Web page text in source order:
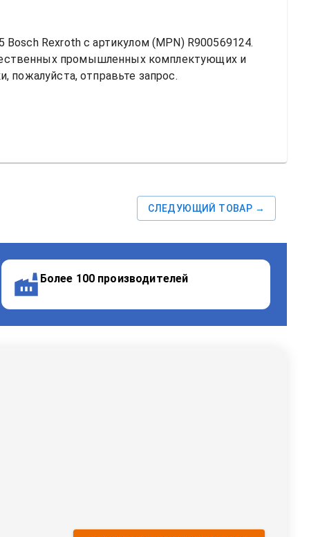
Bosch Rexroth с артикулом (MPN) R900569124.
промышленных комплектующих и
пожалуйста, отправьте запрос.
СЛЕДУЮЩИЙ ТОВАР →
Более 100 производителей